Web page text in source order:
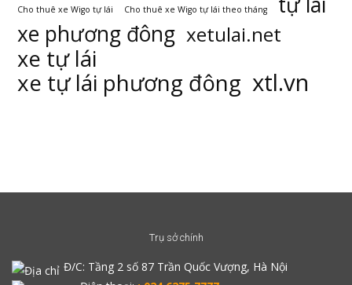
Cho thuê xe Wigo tự lái Cho thuê xe Wigo tự lái theo tháng
xe phương đông xetulai.net
xe tự lái
xe tự lái phương đông xtl.vn
Trụ sở chính
Đ/C: Tầng 2 số 87 Trần Quốc Vượng, Hà Nội